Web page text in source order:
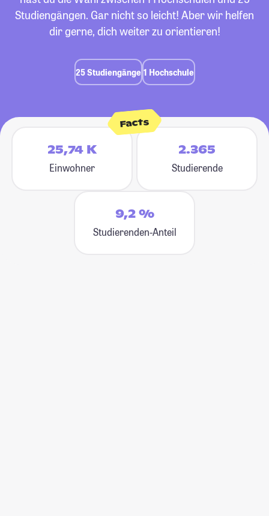
Studiengängen. Gar nicht so leicht! Aber wir helfen
dir gerne, dich weiter zu orientieren!
25 Studiengänge 1 Hochschule
Facts
25,74 K
Einwohner
2.365
Studierende
9,2 %
Studierenden-Anteil